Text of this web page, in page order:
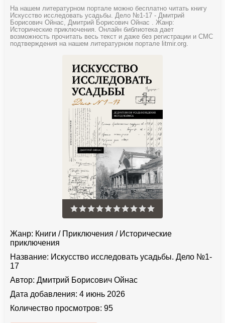
На нашем литературном портале можно бесплатно читать книгу
Искусство исследовать усадьбы. Дело №1-17 - Дмитрий
Борисович Ойнас, Дмитрий Борисович Ойнас . Жанр:
Исторические приключения. Онлайн библиотека дает
возможность прочитать весь текст и даже без регистрации и СМС
подтверждения на нашем литературном портале litmir.org.
Жанр: Книги / Приключения / Исторические
приключения
Название: Искусство исследовать усадьбы. Дело №1-
17
Автор: Дмитрий Борисович Ойнас
Дата добавления: 4 июнь 2026
Количество просмотров: 95